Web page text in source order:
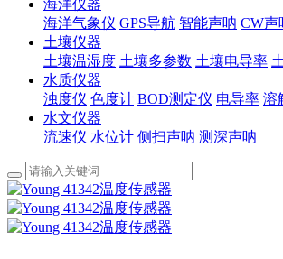
海洋仪器
海洋气象仪 GPS导航 智能声呐 CW声
土壤仪器
土壤温湿度 土壤多参数 土壤电导率
水质仪器
浊度仪 色度计 BOD测定仪 电导率 溶
水文仪器
流速仪 水位计 侧扫声呐 测深声呐